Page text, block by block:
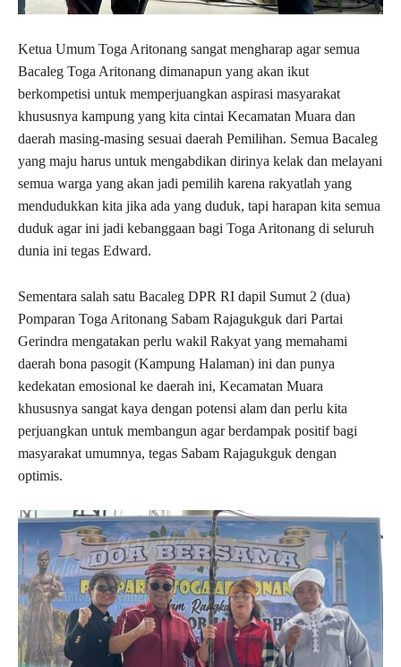
Ketua Umum Toga Aritonang sangat mengharap agar semua
Bacaleg Toga Aritonang dimanapun yang akan ikut
berkompetisi untuk memperjuangkan aspirasi masyarakat
khususnya kampung yang kita cintai Kecamatan Muara dan
daerah masing-masing sesuai daerah Pemilihan. Semua Bacaleg
yang maju harus untuk mengabdikan dirinya kelak dan melayani
semua warga yang akan jadi pemilih karena rakyatlah yang
mendudukkan kita jika ada yang duduk, tapi harapan kita semua
duduk agar ini jadi kebanggaan bagi Toga Aritonang di seluruh
dunia ini tegas Edward.
Sementara salah satu Bacaleg DPR RI dapil Sumut 2 (dua)
Pomparan Toga Aritonang Sabam Rajagukguk dari Partai
Gerindra mengatakan perlu wakil Rakyat yang memahami
daerah bona pasogit (Kampung Halaman) ini dan punya
kedekatan emosional ke daerah ini, Kecamatan Muara
khususnya sangat kaya dengan potensi alam dan perlu kita
perjuangkan untuk membangun agar berdampak positif bagi
masyarakat umumnya, tegas Sabam Rajagukguk dengan
optimis.